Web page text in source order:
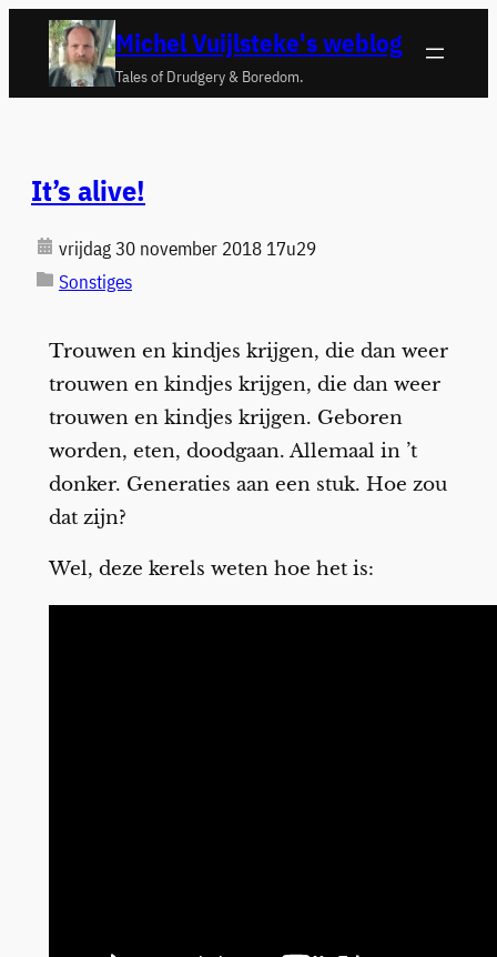
naar
Michel Vuijlsteke's weblog
Tales of Drudgery & Boredom.
It’s alive!
vrijdag 30 november 2018 17u29
Sonstiges
Trouwen en kindjes krijgen, die dan weer
trouwen en kindjes krijgen, die dan weer
trouwen en kindjes krijgen. Geboren
worden, eten, doodgaan. Allemaal in ’t
donker. Generaties aan een stuk. Hoe zou
dat zijn?
Wel, deze kerels weten hoe het is: